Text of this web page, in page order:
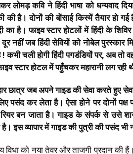
लोमड़ कवि ने हिंदी भाषा को धन्यवाद
की है। दोनों की बोंसाई किस्में तैयार हो गई
का है। फाइव स्टार होटलों में हिंदी के शिविर
दूर नहीं जब हिंदी सेवियों को नोबेल पुरस्कार
!कभी चली होगी हिंदी पगडंडियों पर, अब तो
स्टार होटल में पहुँचकर महारानी लग रही
छात्र जब अपने गाइड की सेवा करते हुए
पसंद कर लेता है। ऐसा होने पर दोनों पक्ष
रियर बन जाता है। गाइड के संपर्क से उसे
है। इस व्यापार में गाइड की पुत्री की पसंद भी
विधा को नया तेवर और ताजगी प्रदान की